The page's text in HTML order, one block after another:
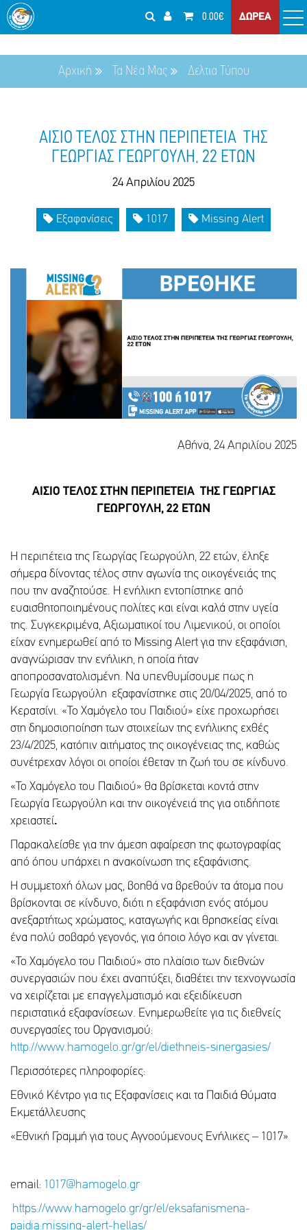
0.00€ ΔΩΡΕΑ
Αρχική Τα Νέα Μας Δελτια Τύπου
ΑΙΣΙΟ ΤΕΛΟΣ ΣΤΗΝ ΠΕΡΙΠΕΤΕΙΑ ΤΗΣ
ΓΕΩΡΓΙΑΣ ΓΕΩΡΓΟΥΛΗ, 22 ΕΤΩΝ
24 Απριλίου 2025
Εξαφανίσεις 1017 Missing Alert
Αθήνα, 24 Απριλίου 2025
ΑΙΣΙΟ ΤΕΛΟΣ ΣΤΗΝ ΠΕΡΙΠΕΤΕΙΑ ΤΗΣ ΓΕΩΡΓΙΑΣ
ΓΕΩΡΓΟΥΛΗ, 22 ΕΤΩΝ
Η περιπέτεια της Γεωργίας Γεωργούλη, 22 ετών, έληξε
σήμερα δίνοντας τέλος στην αγωνία της οικογένειάς της
που την αναζητούσε. Η ενήλικη εντοπίστηκε από
ευαισθητοποιημένους πολίτες και είναι καλά στην υγεία
της. Συγκεκριμένα, Αξιωματικοί του Λιμενικού, οι οποίοι
είχαν ενημερωθεί από το Missing Alert για την εξαφάνιση,
αναγνώρισαν την ενήλικη, η οποία ήταν
αποπροσανατολισμένη. Να υπενθυμίσουμε πως η
Γεωργία Γεωργούλη εξαφανίστηκε στις 20/04/2025, από το
Κερατσίνι. «Το Χαμόγελο του Παιδιού» είχε προχωρήσει
στη δημοσιοποίηση των στοιχείων της ενήλικης εχθές
23/4/2025, κατόπιν αιτήματος της οικογένειας της, καθώς
συνέτρεχαν λόγοι οι οποίοι έθεταν τη ζωή του σε κίνδυνο.
«Το Χαμόγελο του Παιδιού» θα βρίσκεται κοντά στην
Γεωργία Γεωργούλη και την οικογένειά της για οτιδήποτε
χρειαστεί.
Παρακαλείσθε για την άμεση αφαίρεση της φωτογραφίας
από όπου υπάρχει η ανακοίνωση της εξαφάνισης.
Η συμμετοχή όλων μας, βοηθά να βρεθούν τα άτομα που
βρίσκονται σε κίνδυνο, διότι η εξαφάνιση ενός ατόμου
ανεξαρτήτως χρώματος, καταγωγής και θρησκείας είναι
ένα πολύ σοβαρό γεγονός, για όποιο λόγο και αν γίνεται.
«Το Χαμόγελο του Παιδιού» στο πλαίσιο των διεθνών
συνεργασιών που έχει αναπτύξει, διαθέτει την τεχνογνωσία
να χειρίζεται με επαγγελματισμό και εξειδίκευση
περιστατικά εξαφανίσεων. Ενημερωθείτε για τις διεθνείς
συνεργασίες του Οργανισμού:
http://www.hamogelo.gr/gr/el/diethneis-sinergasies/
Περισσότερες πληροφορίες:
Εθνικό Κέντρο για τις Εξαφανίσεις και τα Παιδιά Θύματα
Εκμετάλλευσης
«Εθνική Γραμμή για τους Αγνοούμενους Ενήλικες – 1017»
email: 1017@hamogelo.gr
https://www.hamogelo.gr/gr/el/eksafanismena-
paidia:missing-alert-hellas/